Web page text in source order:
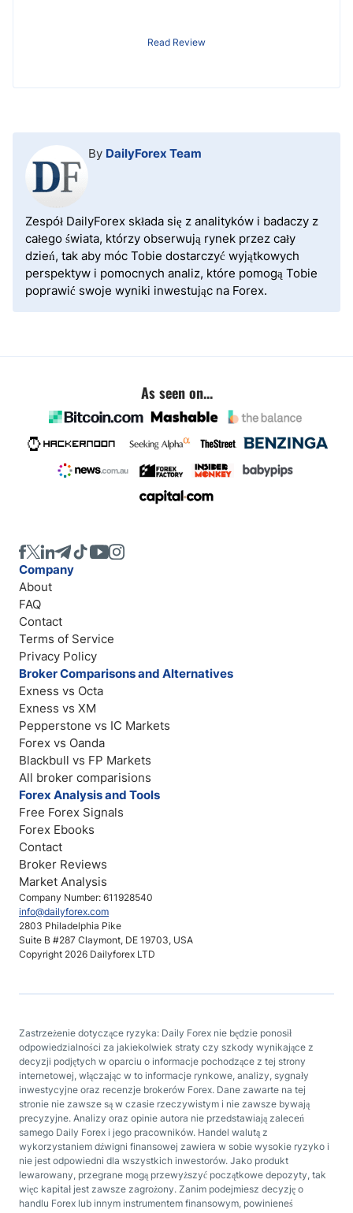
Read Review
By DailyForex Team
Zespół DailyForex składa się z analityków i badaczy z
całego świata, którzy obserwują rynek przez cały
dzień, tak aby móc Tobie dostarczyć wyjątkowych
perspektyw i pomocnych analiz, które pomogą Tobie
poprawić swoje wyniki inwestując na Forex.
As seen on...
Company Number: 611928540
info@dailyforex.com
2803 Philadelphia Pike
Suite B #287 Claymont, DE 19703, USA
Copyright 2026 Dailyforex LTD
Company
About
FAQ
Contact
Terms of Service
Privacy Policy
Broker Comparisons and Alternatives
Exness vs Octa
Exness vs XM
Pepperstone vs IC Markets
Forex vs Oanda
Blackbull vs FP Markets
All broker comparisions
Forex Analysis and Tools
Free Forex Signals
Forex Ebooks
Contact
Broker Reviews
Market Analysis
Zastrzeżenie dotyczące ryzyka: Daily Forex nie będzie ponosił
odpowiedzialności za jakiekolwiek straty czy szkody wynikające z
decyzji podjętych w oparciu o informacje pochodzące z tej strony
internetowej, włączając w to informacje rynkowe, analizy, sygnały
inwestycyjne oraz recenzje brokerów Forex. Dane zawarte na tej
stronie nie zawsze są w czasie rzeczywistym i nie zawsze bywają
precyzyjne. Analizy oraz opinie autora nie przedstawiają zaleceń
samego Daily Forex i jego pracowników. Handel walutą z
wykorzystaniem dźwigni finansowej zawiera w sobie wysokie ryzyko i
nie jest odpowiedni dla wszystkich inwestorów. Jako produkt
lewarowany, przegrane mogą przewyższyć początkowe depozyty, tak
więc kapitał jest zawsze zagrożony. Zanim podejmiesz decyzję o
handlu Forex lub innym instrumentem finansowym, powinieneś